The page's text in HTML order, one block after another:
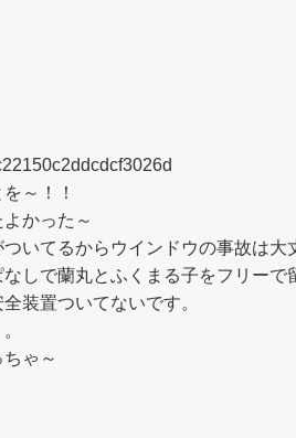
～！！
かった～
いてるからウインドウの事故は
しで蘭丸とふくまる子をフリーで
装置ついてないです。
ゃ～